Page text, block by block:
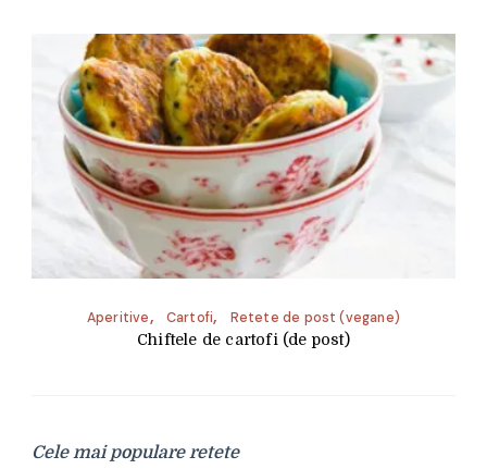
Aperitive Cartofi
Retete de post (vegane)
Chiftele de cartofi (de post)
Cele mai populare retete